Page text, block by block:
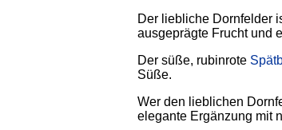
Der liebliche Dornfelder
ausgeprägte Frucht und
Der süße, rubinrote
Süße.
Wer den lieblichen
elegante Ergänzung mit